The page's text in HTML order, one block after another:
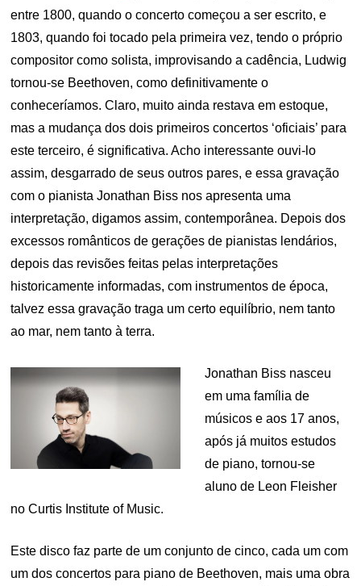
entre 1800, quando o concerto começou a ser escrito, e
1803, quando foi tocado pela primeira vez, tendo o próprio
compositor como solista, improvisando a cadência, Ludwig
tornou-se Beethoven, como definitivamente o
conheceríamos. Claro, muito ainda restava em estoque,
mas a mudança dos dois primeiros concertos ‘oficiais’ para
este terceiro, é significativa. Acho interessante ouvi-lo
assim, desgarrado de seus outros pares, e essa gravação
com o pianista Jonathan Biss nos apresenta uma
interpretação, digamos assim, contemporânea. Depois dos
excessos românticos de gerações de pianistas lendários,
depois das revisões feitas pelas interpretações
historicamente informadas, com instrumentos de época,
talvez essa gravação traga um certo equilíbrio, nem tanto
ao mar, nem tanto à terra.
Jonathan Biss nasceu
em uma família de
músicos e aos 17 anos,
após já muitos estudos
de piano, tornou-se
aluno de Leon Fleisher
no Curtis Institute of Music.
Este disco faz parte de um conjunto de cinco, cada um com
um dos concertos para piano de Beethoven, mais uma obra